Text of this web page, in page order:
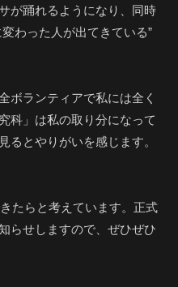
が踊れるようになり、同時
わった人が出てきている”
ボランティアで私には全く
科」は私の取り分になって
るとやりがいを感じます。
たらと考えています。正式
らせしますので、ぜひぜひ